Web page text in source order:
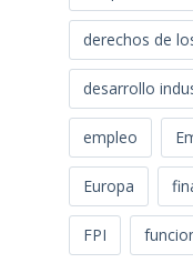
derechos de
desarrollo
empleo
Europa
FPI